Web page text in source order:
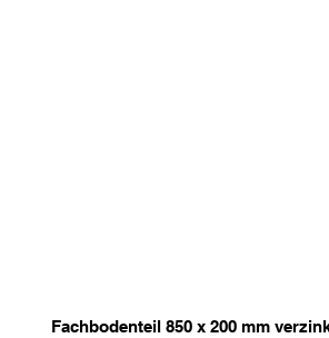
Fachbodenteil 850 x 200 mm